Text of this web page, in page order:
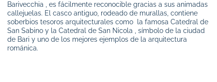
Barivecchia , es fácilmente reconocible gracias a sus animadas
callejuelas. El casco antiguo, rodeado de murallas, contiene
soberbios tesoros arquitecturales como la famosa Catedral de
San Sabino y la Catedral de San Nicola , símbolo de la ciudad
de Bari y uno de los mejores ejemplos de la arquitectura
románica.